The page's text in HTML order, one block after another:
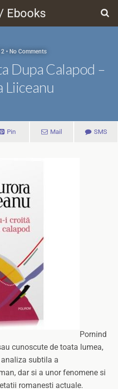
Ebooks
• No Comments
Dupa Calapod –
Liiceanu
Pin Mail SMS
Pornind
cunoscute de toata lumea,
subtila a
dar si a unor fenomene si
romanesti actuale.